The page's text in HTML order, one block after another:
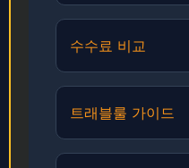
수수료 비교
트래블룰 가이드